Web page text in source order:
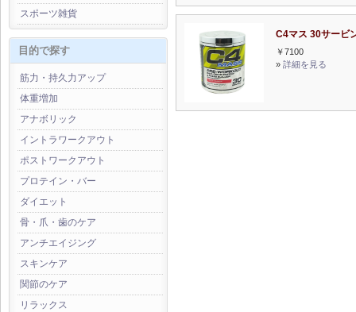
スポーツ雑貨
目的で探す
筋力・持久力アップ
体重増加
アナボリック
イントラワークアウト
ポストワークアウト
プロテイン・バー
ダイエット
骨・爪・歯のケア
アンチエイジング
スキンケア
関節のケア
リラックス
C4マス 30サービ
￥7100
» 詳細を見る